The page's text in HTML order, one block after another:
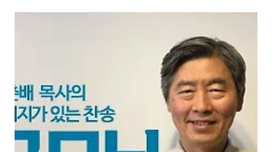
어머니가 중한 병에 걸렸다는 소식을 듣고 하나님께 간절히 기도했습니다. “주
기도했을 때 그의 마음에 한없는 위로와 평화가 찾아왔고, 어머니가 회복되었
다는 소식을 듣게 됩니다. 어머니 한 사람을 위로하고 용기를 북돋아 드리기 위